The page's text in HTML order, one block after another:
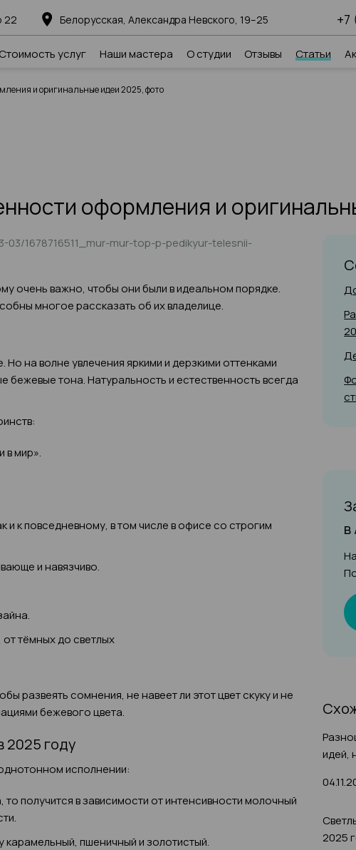
22 Белорусская, Александра Невского, 19–25 +7
Стоимость услуг Наши мастера О студии Отзывы Статьи
и оригинальные идеи 2025, фото
оформления и
1678716511_mur-mur-top-p-pedikyur-telesnii-
очень важно, чтобы они были в идеальном порядке.
многое рассказать об их владелице.
на волне увлечения яркими и дерзкими оттенками
тона. Натуральность и естественность всегда
в мир».
и к повседневному, в том числе в офисе со строгим
и навязчиво.
тёмных до светлых
развеять сомнения, не навеет ли этот цвет скуку и не
бежевого цвета.
2025 году
исполнении:
получится в зависимости от интенсивности молочный
карамельный, пшеничный и золотистый.
в
идей,
2025